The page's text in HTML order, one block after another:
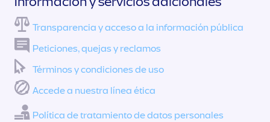
Transparencia y acceso a la información pública
Peticiones, quejas y reclamos
Términos y condiciones de uso
Accede a nuestra línea ética
Política de tratamiento de datos personales